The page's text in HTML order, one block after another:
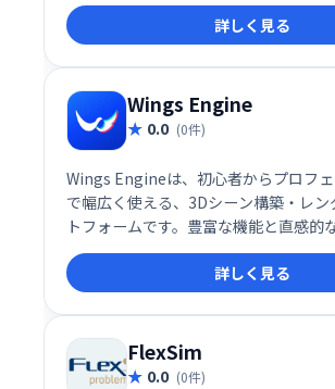
など、多くのプロフェッショナルに選
利用されています。初心者から熟練者
のニーズに対応する機能が充実してい
詳しく見る
Wings Engine
0.0 (0件)
Wings Engineは、初心者からプロフ
で幅広く使える、3Dシーン構築・レン
トフォームです。豊富な機能と直感的
ースで、複雑な3Dインタラクションを
現。製品展示や商業販売、建築計画な
に活用でき、高品質な3Dコンテンツを
ます。 高度な機能を備えつつ、使いや
Wings Engineで、あなたの創造性を自
ましょう。
詳しく見る
FlexSim
0.0 (0件)